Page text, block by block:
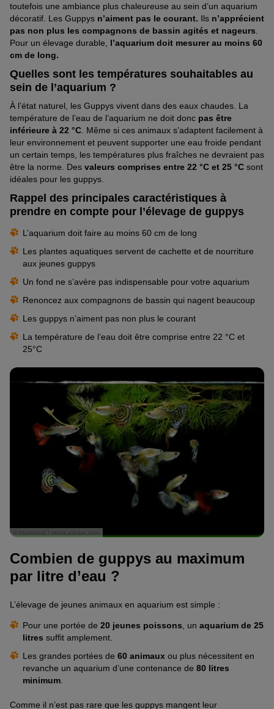
toutefois une ambiance plus chaleureuse au sein d’un aquarium
décoratif. Les Guppys n’aiment pas le courant. Ils n’apprécient
pas non plus les compagnons de bassin agités et nageurs
Pour un élevage durable, l’aquarium doit mesurer au moins 60
cm de long.
Quelles sont les températures souhaitables au
sein de l’aquarium ?
À l’état naturel, les Guppys vivent dans des eaux chaudes. La
température de l’eau de l’aquarium ne doit donc pas être
inférieure à 22 °C . Même si ces animaux s’adaptent facilement à
leur environnement et peuvent supporter une eau froide pendant
un certain temps, les températures plus fraîches ne devraient pas
être la norme. Des valeurs comprises entre 22 °C et 25 °C sont
idéales pour les guppys.
Rappel des principales caractéristiques à
prendre en compte pour l’élevage de guppys
L’aquarium doit faire au moins 60 cm de long
Les plantes aquatiques servent de cachette et de nourriture
aux jeunes guppys
Un fond ne s’avère pas indispensable pour votre aquarium
Renoncez aux compagnons de bassin qui nagent beaucoup
Les guppys n’aiment pas non plus le courant
La température de l’eau doit être comprise entre 22 °C et
25°C
Combien de guppys au maximum
par litre d’eau ?
L’élevage de jeunes animaux en aquarium est simple :
Pour une portée de 20 jeunes poissons , un aquarium de 25
litres suffit amplement.
Les grandes portées de 60 animaux ou plus nécessitent en
revanche un aquarium d’une contenance de 80 litres
minimum
Comme il n’est pas rare que les guppys mangent leur